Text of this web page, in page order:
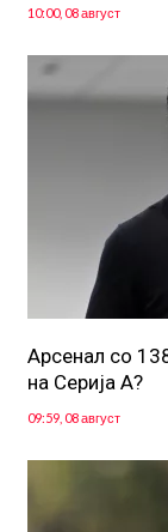
10:00, 08 август
Арсенал со
на Серија А?
09:59, 08 август